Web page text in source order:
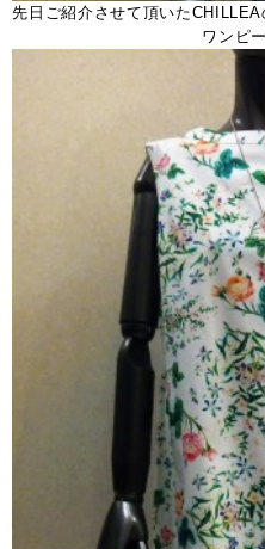
先日ご紹介させて頂いた
ワンピ